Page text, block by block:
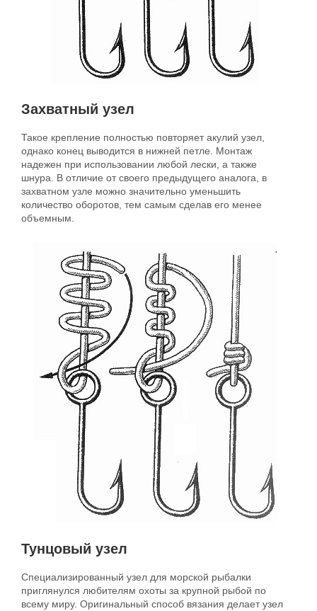
Захватный узел
Такое крепление полностью повторяет акулий узел,
однако конец выводится в нижней петле. Монтаж
надежен при использовании любой лески, а также
шнура. В отличие от своего предыдущего аналога, в
захватном узле можно значительно уменьшить
количество оборотов, тем самым сделав его менее
объемным.
Тунцовый узел
Специализированный узел для морской рыбалки
приглянулся любителям охоты за крупной рыбой по
всему миру. Оригинальный способ вязания делает узел